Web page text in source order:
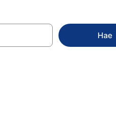
Hae